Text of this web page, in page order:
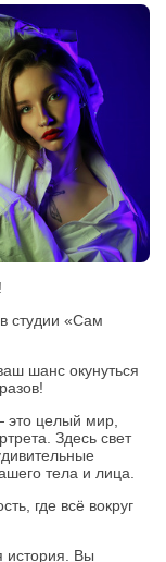
студии «Сам
шанс окунуться
это целый мир,
Здесь свет
тела и лица.
где всё вокруг
история. Вы